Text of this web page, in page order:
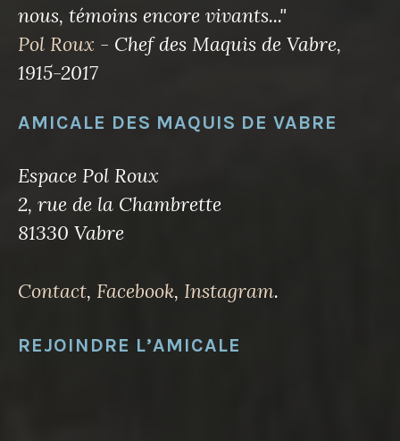
nous, témoins encore vivants..."
Pol Roux - Chef des Maquis de Vabre,
1915-2017
AMICALE DES MAQUIS DE VABRE
Espace Pol Roux
2, rue de la Chambrette
81330 Vabre
Contact, Facebook, Instagram.
REJOINDRE L’AMICALE